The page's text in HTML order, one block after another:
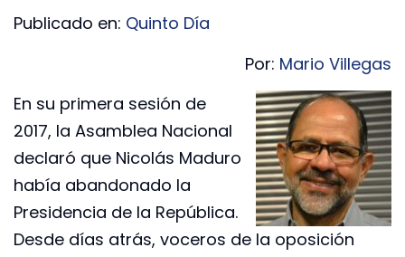
Publicado en: Quinto Día
Por: Mario Villegas
En su primera sesión de
2017, la Asamblea Nacional
declaró que Nicolás Maduro
había abandonado la
Presidencia de la República.
Desde días atrás, voceros de la oposición